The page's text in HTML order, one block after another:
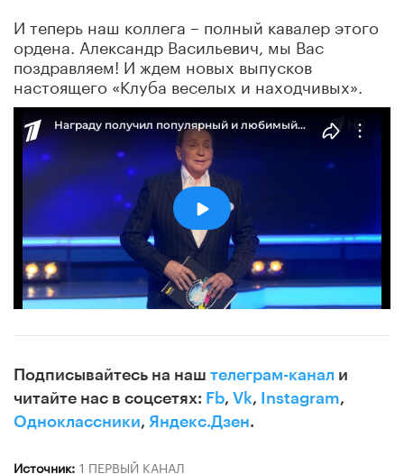
И теперь наш коллега – полный кавалер этого
ордена. Александр Васильевич, мы Вас
поздравляем! И ждем новых выпусков
настоящего «Клуба веселых и находчивых».
Подписывайтесь на наш телеграм-канал и
читайте нас в соцсетях: Fb, Vk, Instagram,
Одноклассники, Яндекс.Дзен.
Источник: 1 ПЕРВЫЙ КАНАЛ